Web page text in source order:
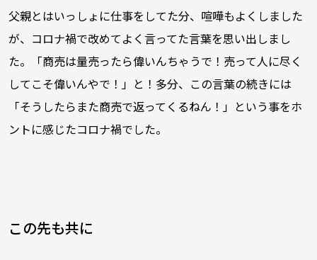
父親とはいっしょに仕事をしてた分、喧嘩もよくしました
が、コロナ禍で改めてよく言ってた言葉を思い出しまし
た。「商売は量売ったら偉いんちゃうで！売って人に尽く
してこそ偉いんやで！」と！多分、この言葉の続きには
「そうしたらまた商売で返ってくるねん！」という事をホ
ントに感じたコロナ禍でした。
この先も共に